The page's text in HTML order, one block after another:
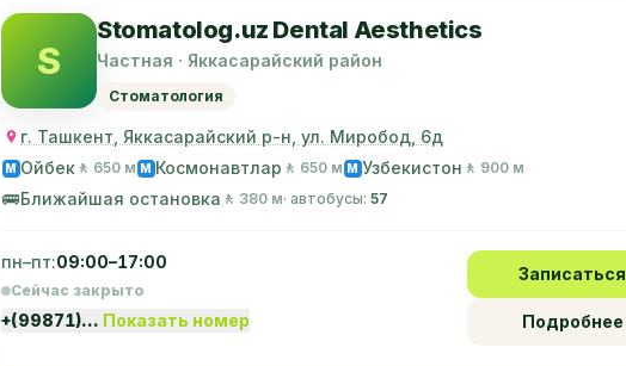
S
Stomatolog.uz Dental Aesthetics
Частная · Яккасарайский район
Стоматология
г. Ташкент, Яккасарайский р-н, ул. Миробод, 6д
M Ойбек 🚶 650 м M Космонавтлар 🚶 650 м M Узбекистон 🚶 900 м
🚌Ближайшая остановка 🚶 380 м· автобусы: 57
пн–пт:09:00–17:00
Сейчас закрыто
+(99871)… Показать номер
Записаться
Подробнее